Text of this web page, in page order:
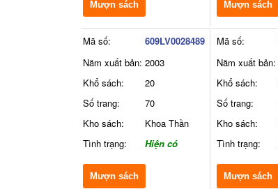
Mượn sách Mượn sách
Mã số:
609LV0028489
Năm xuất bản: 2003
Khổ sách:
20
Số trang:
70
Kho sách:
Khoa Thần
Tình trạng:
Hiện có
Mượn sách
Mã số:
Năm xuất bản:
Khổ sách:
Số trang:
Kho sách:
Tình trạng:
Mượn sách